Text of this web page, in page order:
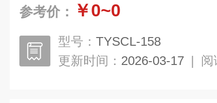
参考价： ￥0~0
型号： TYSCL-158
更新时间： 2026-03-17 | 阅